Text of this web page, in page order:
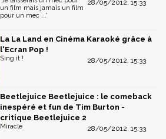
28/05/2012, 15:33
un film mais jamais un film
pour un mec ...'
La La Land en Cinéma Karaoké grâce à
l'Ecran Pop !
28/05/2012, 15:33
Sing it !
Beetlejuice Beetlejuice : le comeback
inespéré et fun de Tim Burton -
critique Beetlejuice 2
28/05/2012, 15:33
Miracle